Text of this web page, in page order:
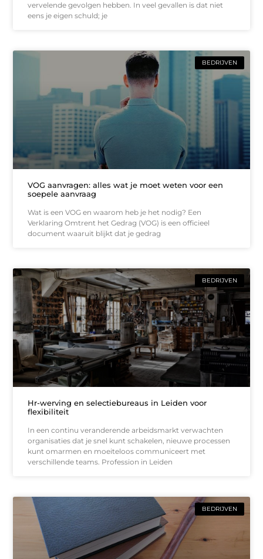
vervelende gevolgen hebben. In veel gevallen is dat niet
eens je eigen schuld; je
BEDRIJVEN
VOG aanvragen: alles wat je moet weten voor een
soepele aanvraag
Wat is een VOG en waarom heb je het nodig? Een
Verklaring Omtrent het Gedrag (VOG) is een officieel
document waaruit blijkt dat je gedrag
BEDRIJVEN
Hr-werving en selectiebureaus in Leiden voor
flexibiliteit
In een continu veranderende arbeidsmarkt verwachten
organisaties dat je snel kunt schakelen, nieuwe processen
kunt omarmen en moeiteloos communiceert met
verschillende teams. Profession in Leiden
BEDRIJVEN